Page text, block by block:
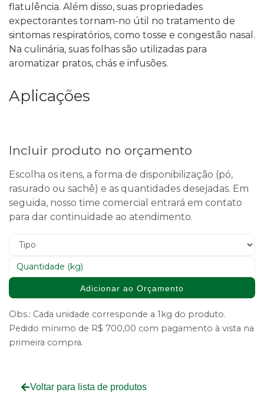
flatulência. Além disso, suas propriedades
expectorantes tornam-no útil no tratamento de
sintomas respiratórios, como tosse e congestão nasal.
Na culinária, suas folhas são utilizadas para
aromatizar pratos, chás e infusões.
Aplicações
Incluir produto no orçamento
Escolha os itens, a forma de disponibilização (pó,
rasurado ou sachê) e as quantidades desejadas. Em
seguida, nosso time comercial entrará em contato
para dar continuidade ao atendimento.
Adicionar ao Orçamento
Obs.: Cada unidade corresponde a 1kg do produto.
Pedido mínimo de R$ 700,00 com pagamento à vista na
primeira compra.
Voltar para lista de produtos